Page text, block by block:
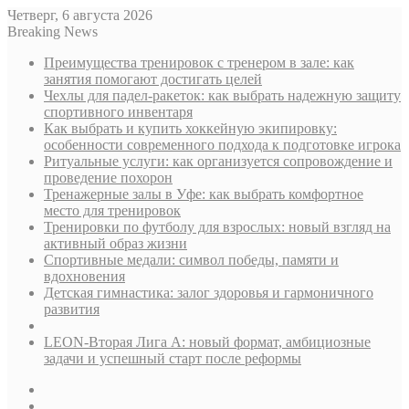
Четверг, 6 августа 2026
Breaking News
Преимущества тренировок с тренером в зале: как
занятия помогают достигать целей
Чехлы для падел-ракеток: как выбрать надежную защиту
спортивного инвентаря
Как выбрать и купить хоккейную экипировку:
особенности современного подхода к подготовке игрока
Ритуальные услуги: как организуется сопровождение и
проведение похорон
Тренажерные залы в Уфе: как выбрать комфортное
место для тренировок
Тренировки по футболу для взрослых: новый взгляд на
активный образ жизни
Спортивные медали: символ победы, памяти и
вдохновения
Детская гимнастика: залог здоровья и гармоничного
развития
LEON-Вторая Лига А: новый формат, амбициозные
задачи и успешный старт после реформы